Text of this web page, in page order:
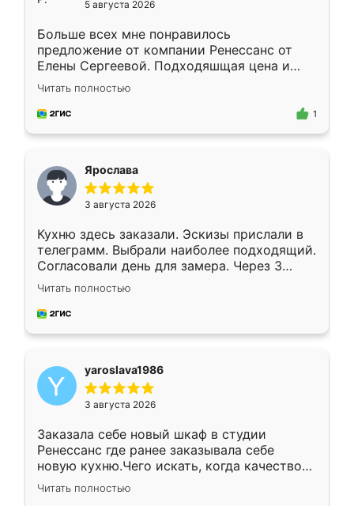
5 августа 2026
Больше всех мне понравилось
предложение от компании Ренессанс от
Елены Сергеевой. Подходяшщая цена и
короткие сроки изготовления. Приехавший
для замера сотрудник Владислав
предложил по моему эскизу самый
Читать полностью
1
Ярослава
3 августа 2026
Кухню здесь заказали. Эскизы прислали в
телеграмм. Выбрали наиболее подходящий.
Согласовали день для замера. Через 3
недели кухня была уже готова. Остались
довольны работой. Спасибо Ренессанс
мебель за качественную работу!
Читать полностью
yaroslava1986
3 августа 2026
Заказала себе новый шкаф в студии
Ренессанс где ранее заказывала себе
новую кухню.Чего искать, когда качеством
вполне довольна. Служит кухня уже почти
два года, нареканий нет.
Читать полностью